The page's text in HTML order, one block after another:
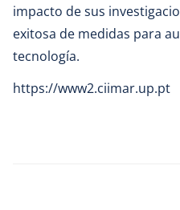
impacto de sus
exitosa de medidas para
tecnología.
https://www2.ciimar.up.pt